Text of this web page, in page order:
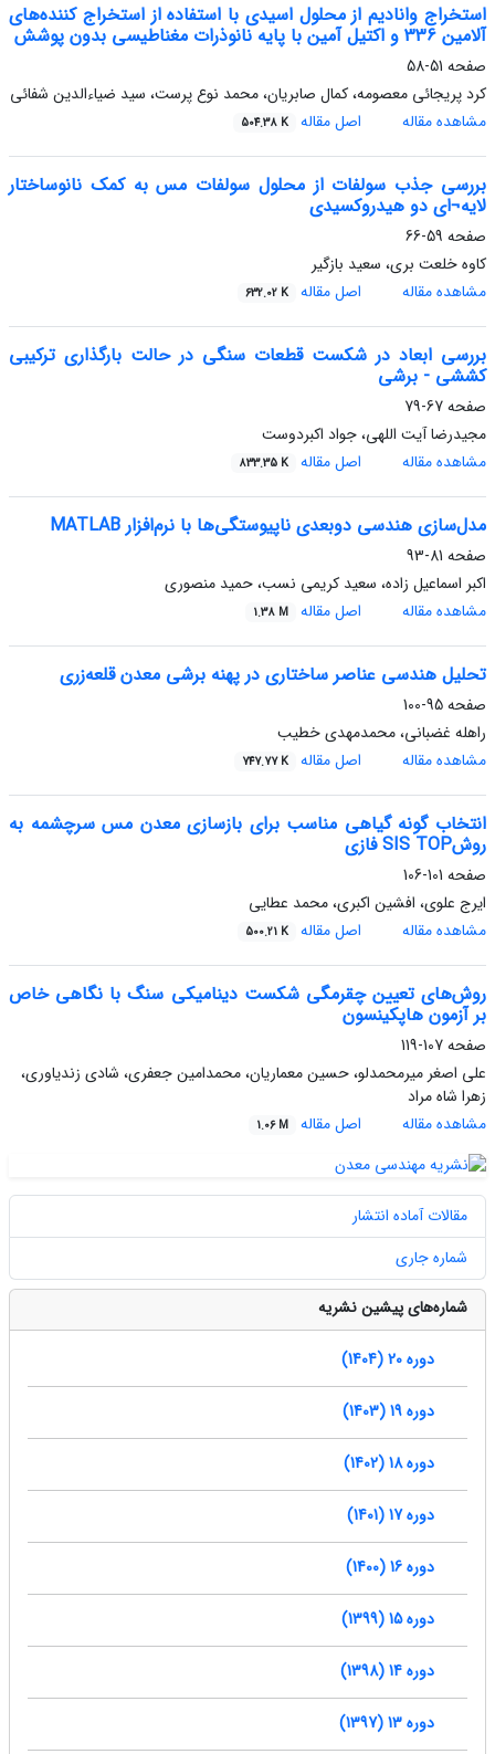
استخراج وانادیم از محلول اسیدی با استفاده از استخراج کننده‌های
آلامین 336 و اکتیل آمین با پایه نانوذرات مغناطیسی بدون پوشش
صفحه 51-58
کرد پریجائی معصومه، کمال صابریان، محمد نوع پرست، سید ضیاءالدین شفائی
مشاهده مقاله
اصل مقاله 504.38 K
بررسی جذب سولفات از محلول سولفات مس به کمک نانوساختار
لایه¬ای دو هیدروکسیدی
صفحه 59-66
کاوه خلعت بری، سعید بازگیر
مشاهده مقاله
اصل مقاله 632.02 K
بررسی ابعاد در شکست قطعات سنگی در حالت بارگذاری ترکیبی
کششی - برشی
صفحه67-79
مجیدرضا آیت اللهی، جواد اکبردوست
مشاهده مقاله
اصل مقاله 833.35 K
مدل‌سازی هندسی دوبعدی ناپیوستگی‌ها با نر‌م‌افزار MATLAB
صفحه 81-93
اکبر اسماعیل زاده، سعید کریمی نسب، حمید منصوری
مشاهده مقاله
اصل مقاله 1.38 M
تحلیل هندسی عناصر ساختاری در پهنه برشی معدن قلعه‌زری
صفحه95-100
راهله غضبانی، محمدمهدی خطیب
مشاهده مقاله
اصل مقاله 747.77 K
انتخاب گونه گیاهی مناسب برای بازسازی معدن مس سرچشمه به
روشSIS TOP فازی
صفحه 101-106
ایرج علوی، افشین اکبری، محمد عطایی
مشاهده مقاله
اصل مقاله 500.21 K
روش‌های تعیین چقرمگی شکست دینامیکی سنگ با نگاهی خاص
بر آزمون هاپکینسون
صفحه107-119
علی اصغر میرمحمدلو، حسین معماریان، محمدامین جعفری، شادی زندیاوری،
زهرا شاه مراد
مشاهده مقاله
اصل مقاله 1.06 M
مقالات آماده انتشار
شماره جاری
شماره‌های پیشین نشریه
دوره 20 (1404)
دوره 19 (1403)
دوره 18 (1402)
دوره 17 (1401)
دوره 16 (1400)
دوره 15 (1399)
دوره 14 (1398)
دوره 13 (1397)